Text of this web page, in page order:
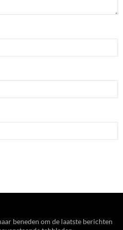
beneden om de laatste berichten